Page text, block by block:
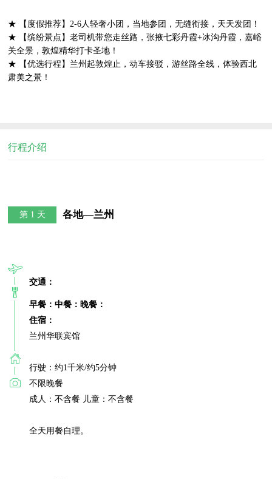
★ 【度假推荐】2-6人轻奢小团，当地参团，无缝衔接，天天发团！
★ 【缤纷景点】老司机带您走丝路，张掖七彩丹霞+冰沟丹霞，嘉峪
关全景，敦煌精华打卡圣地！
★ 【优选行程】兰州起敦煌止，动车接驳，游丝路全线，体验西北
肃美之景！
行程介绍
第 1 天 各地—兰州
交通：
早餐：中餐：晚餐：
住宿：
兰州华联宾馆
行驶：约1千米/约5分钟
不限晚餐
成人：不含餐 儿童：不含餐